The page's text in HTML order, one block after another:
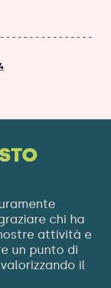
chi ha
attività e
un punto di
il